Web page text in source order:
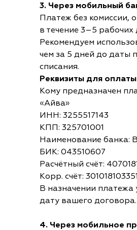
3. Через мобильный
Платеж без комиссии,
в течение 3–5 рабочих
Рекомендуем
чем за 5 дней до даты
списания.
Реквизиты для
Кому предназначен
«Айва»
ИНН: 3255517143
КПП: 325701001
Наименование банка:
БИК: 043510607
Расчётный счёт:
Корр. счёт:
В назначении платежа
дату вашего договора.
4. Через мобильное